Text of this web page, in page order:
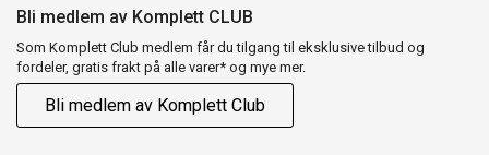
Bli medlem av Komplett CLUB
Som Komplett Club medlem får du tilgang til eksklusive tilbud og
fordeler, gratis frakt på alle varer* og mye mer.
Bli medlem av Komplett Club